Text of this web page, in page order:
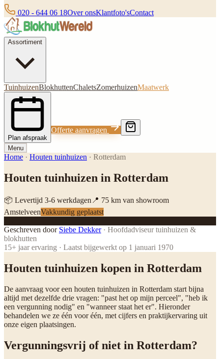
020 - 644 06 18Over onsKlantfoto'sContact
Assortiment
TuinhuizenBlokhuttenChaletsZomerhuizenMaatwerk
Plan afspraak
Offerte aanvragen
Menu
Home · Houten tuinhuizen · Rotterdam
Houten tuinhuizen in Rotterdam
📦 Levertijd 3-6 werkdagen 📍 75 km van showroom
AmstelveenVakkundig geplaatst
Geschreven door Siebe Dekker· Hoofdadviseur tuinhuizen &
blokhutten
15+ jaar ervaring · Laatst bijgewerkt op 1 januari 1970
Houten tuinhuizen kopen in Rotterdam
De aanvraag voor een houten tuinhuizen in Rotterdam start bijna
altijd met dezelfde drie vragen: "past het op mijn perceel", "heb ik
een vergunning nodig" en "wanneer staat het er". Hieronder
behandelen we ze één voor één, met cijfers en praktijkervaring uit
onze eigen plaatsingen.
Vergunningsvrij of niet in Rotterdam?